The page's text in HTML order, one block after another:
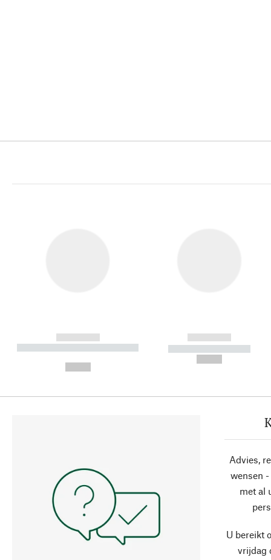
------------
----------- ----------- ----------
------------
----------- -----------
Advies,
wensen
met al
U bereikt
vrijdag